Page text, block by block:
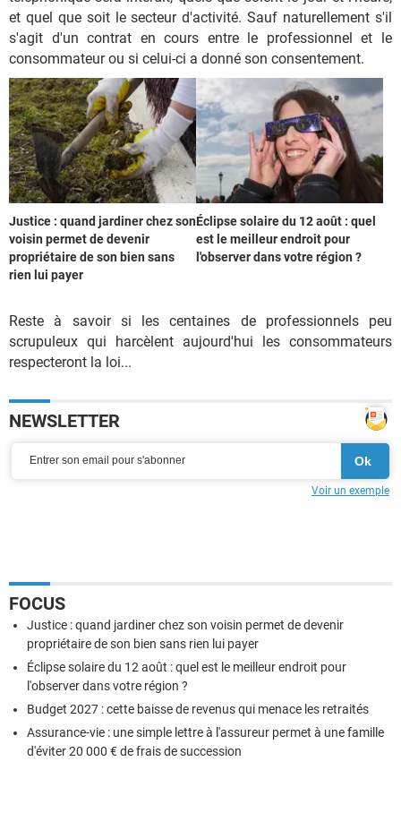
et quel que soit le secteur d'activité. Sauf naturellement s'il
s'agit d'un contrat en cours entre le professionnel et le
consommateur ou si celui-ci a donné son consentement.
Justice : quand jardiner chez son
voisin permet de devenir
propriétaire de son bien sans
rien lui payer
Éclipse solaire du 12 août : quel
est le meilleur endroit pour
l'observer dans votre région ?
Reste à savoir si les centaines de professionnels peu
scrupuleux qui harcèlent aujourd'hui les consommateurs
respecteront la loi...
NEWSLETTER
Voir un exemple
FOCUS
Justice : quand jardiner chez son voisin permet de devenir
propriétaire de son bien sans rien lui payer
Éclipse solaire du 12 août : quel est le meilleur endroit pour
l'observer dans votre région ?
Budget 2027 : cette baisse de revenus qui menace les retraités
Assurance-vie : une simple lettre à l'assureur permet à une famille
d'éviter 20 000 € de frais de succession